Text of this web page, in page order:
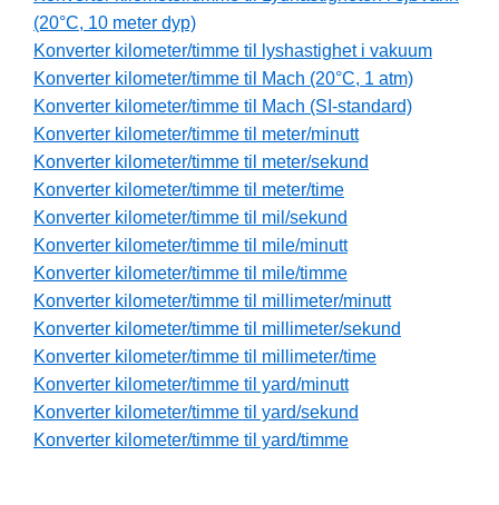
(20°C, 10 meter dyp)
Konverter kilometer/timme til lyshastighet i vakuum
Konverter kilometer/timme til Mach (20°C, 1 atm)
Konverter kilometer/timme til Mach (SI-standard)
Konverter kilometer/timme til meter/minutt
Konverter kilometer/timme til meter/sekund
Konverter kilometer/timme til meter/time
Konverter kilometer/timme til mil/sekund
Konverter kilometer/timme til mile/minutt
Konverter kilometer/timme til mile/timme
Konverter kilometer/timme til millimeter/minutt
Konverter kilometer/timme til millimeter/sekund
Konverter kilometer/timme til millimeter/time
Konverter kilometer/timme til yard/minutt
Konverter kilometer/timme til yard/sekund
Konverter kilometer/timme til yard/timme